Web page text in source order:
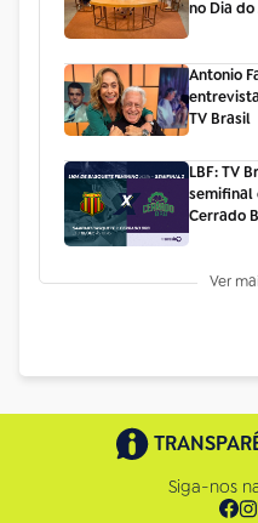
no Dia do
Antonio
TV Brasil
LBF: TV
semifinal
Cerrado
Ver
Siga-nos